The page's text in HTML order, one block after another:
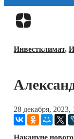
Финансы
Блокчейн
ESG
Инвестклимат,
28 декабря, 2023,
Накануне